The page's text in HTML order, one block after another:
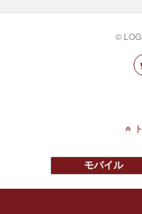
©
モバイル